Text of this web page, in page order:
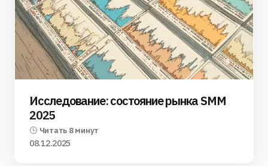
Исследование: состояние рынка SMM
2025
Читать 8 минут
08.12.2025